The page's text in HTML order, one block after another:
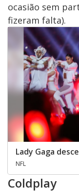
ocasião sem
fizeram falta).
Lady Gaga
NFL
Coldplay